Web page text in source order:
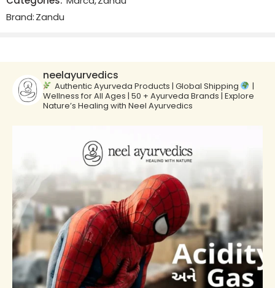
Brand:Zandu
neelayurvedics
Authentic Ayurveda Products | Global Shipping
|
Wellness for All Ages | 50 + Ayurveda Brands | Explore
Nature’s Healing with Neel Ayurvedics